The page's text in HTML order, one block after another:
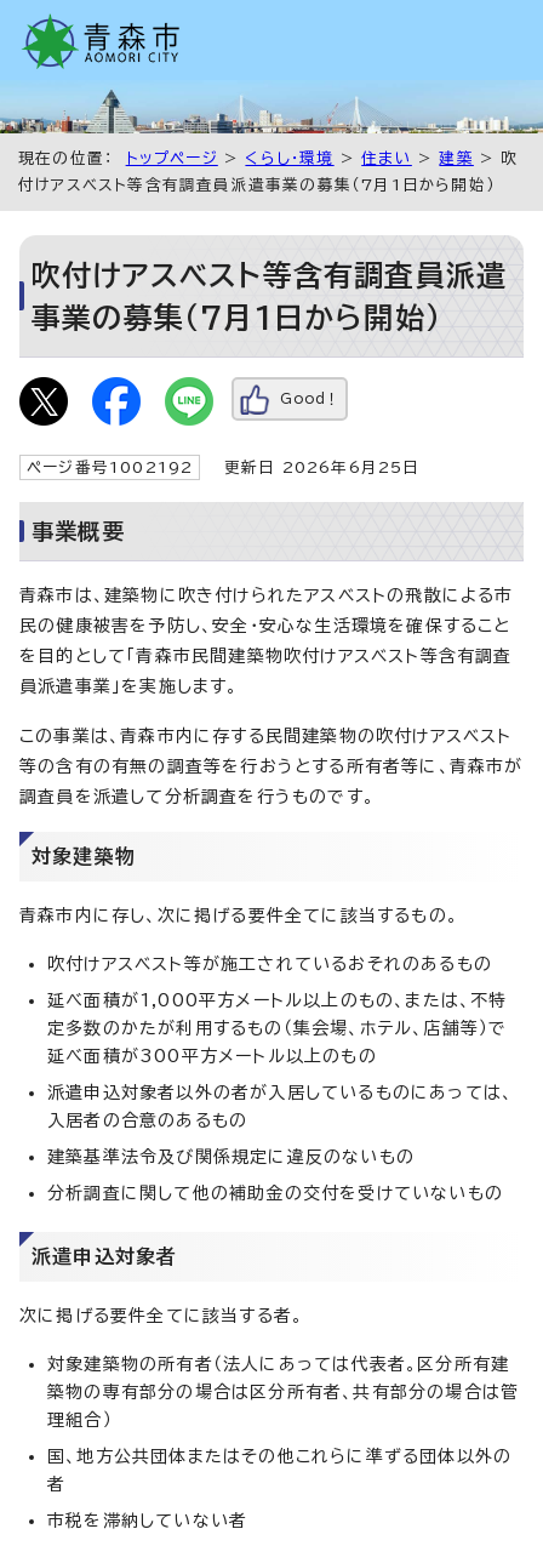
現在の位置： トップページ > くらし・環境 >住まい >建築
> 吹
付けアスベスト等含有調査員派遣事業の募集（7月1日から開始）
吹付けアスベスト等含有調査員派遣
事業の募集（7月1日から開始）
Good！
ページ番号1002192 更新日 2026年6月25日
事業概要
青森市は、建築物に吹き付けられたアスベストの飛散による市
民の健康被害を予防し、安全・安心な生活環境を確保すること
を目的として「青森市民間建築物吹付けアスベスト等含有調査
員派遣事業」を実施します。
この事業は、青森市内に存する民間建築物の吹付けアスベスト
等の含有の有無の調査等を行おうとする所有者等に、青森市が
調査員を派遣して分析調査を行うものです。
対象建築物
青森市内に存し、次に掲げる要件全てに該当するもの。
吹付けアスベスト等が施工されているおそれのあるもの
延べ面積が1,000平方メートル以上のもの、または、不特
定多数のかたが利用するもの（集会場、ホテル、店舗等）で
延べ面積が300平方メートル以上のもの
派遣申込対象者以外の者が入居しているものにあっては、
入居者の合意のあるもの
建築基準法令及び関係規定に違反のないもの
分析調査に関して他の補助金の交付を受けていないもの
派遣申込対象者
次に掲げる要件全てに該当する者。
対象建築物の所有者（法人にあっては代表者。区分所有建
築物の専有部分の場合は区分所有者、共有部分の場合は管
理組合）
国、地方公共団体またはその他これらに準ずる団体以外の
者
市税を滞納していない者